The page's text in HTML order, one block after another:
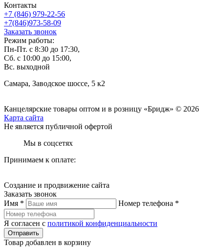
Контакты
+7 (846) 979-22-56
+7(846)973-58-09
Заказать звонок
Режим работы:
Пн-Пт. с 8:30 до 17:30,
Сб. с 10:00 до 15:00,
Вс. выходной
Самара, Заводское шоссе, 5 к2
Канцелярские товары оптом и в розницу «Бридж» © 2026
Карта сайта
Не является публичной офертой
Мы в соцсетях
Принимаем к оплате:
Создание и продвижение сайта
Заказать звонок
Имя *
Номер телефона *
Я согласен с политикой конфиденциальности
Отправить
Товар добавлен в корзину